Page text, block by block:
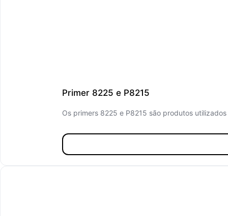
Primer 8225 e P8215
Os primers 8225 e P8215 são produtos